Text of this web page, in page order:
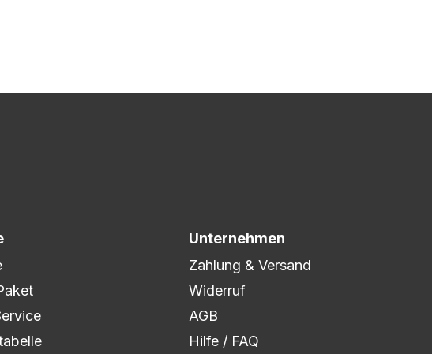
Lage, flexibel auf eure Wünsche
es zum Druck freigegeben und die
Unternehmen
Zahlung & Versand
Widerruf
AGB
Hilfe / FAQ